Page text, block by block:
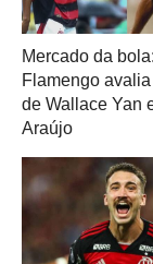
Mercado da bola:
Flamengo
de Wallace Yan
Araújo